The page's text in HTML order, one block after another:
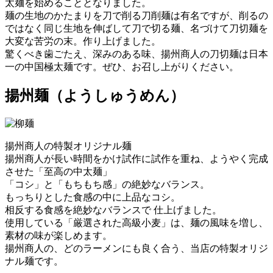
太麺を始めることとなりました。
麺の生地のかたまりを刀で削る刀削麺は有名ですが、削るの
ではなく同じ生地を伸ばして刀で切る麺、名づけて刀切麺を
大変な苦労の末。作り上げました。
驚くべき歯ごたえ、深みのある味、揚州商人の刀切麺は日本
一の中国極太麺です。ぜひ、お召し上がりください。
揚州麺 （ようしゅうめん）
揚州商人の特製オリジナル麺
揚州商人が長い時間をかけ試作に試作を重ね、ようやく完成
させた「至高の中太麺」
「コシ」と「もちもち感」の絶妙なバランス。
もっちりとした食感の中に上品なコシ。
相反する食感を絶妙なバランスで 仕上げました。
使用している「厳選された高級小麦」は、麺の風味を増し、
素材の味が楽しめます。
揚州商人の、どのラーメンにも良く合う、当店の特製オリジ
ナル麺です。